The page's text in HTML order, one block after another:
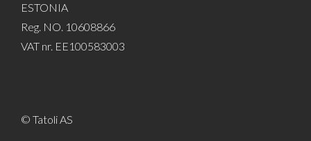
ESTONIA
Reg. NO. 10608866
VAT nr. EE100583003
© Tatoli AS